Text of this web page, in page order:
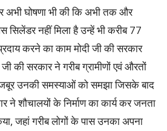
अभी घोषणा भी की कि अभी तक और
सिलेंडर नहीं मिला है उन्हें भी करीब 77
करने का काम मोदी जी की सरकार
की सरकार ने गरीब ग्रामीणों एवं औरतों
उनकी समस्याओं को समझा जिसके बाद
ने शौचालयों के निर्माण का कार्य कर जनता
जहां गरीब लोगों के पास उनका अपना